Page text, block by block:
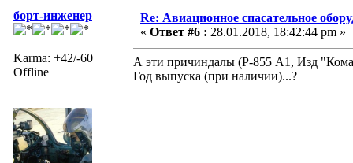
борт-инженер
Karma: +42/-60
Offline
Re: Авиационное спасательное
« Ответ #6 : 28.01.2018, 18:42:44 pm »
А эти причиндалы (Р-855 А1, Изд
Год выпуска (при наличии)...?